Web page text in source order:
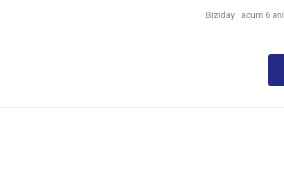
Biziday · acum 6 ani